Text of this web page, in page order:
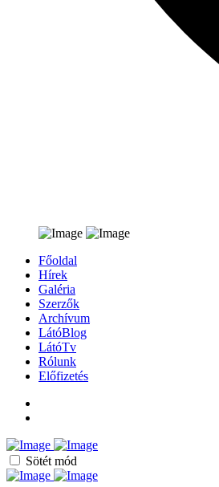
Főoldal
Hírek
Galéria
Szerzők
Archívum
LátóBlog
LátóTv
Rólunk
Előfizetés
Sötét mód